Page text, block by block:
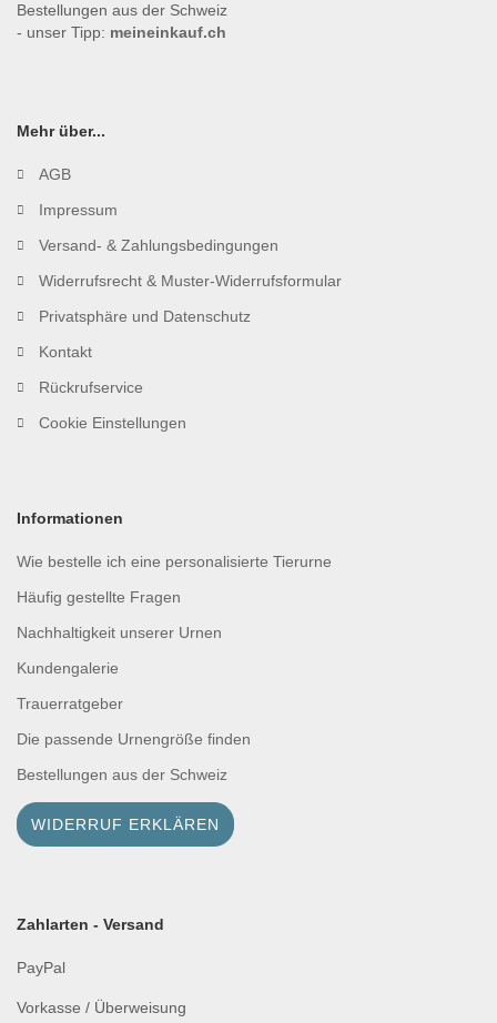
Bestellungen aus der Schweiz
- unser Tipp: meineinkauf.ch
Mehr über...
AGB
Impressum
Versand- & Zahlungsbedingungen
Widerrufsrecht & Muster-Widerrufsformular
Privatsphäre und Datenschutz
Kontakt
Rückrufservice
Cookie Einstellungen
Informationen
Wie bestelle ich eine personalisierte Tierurne
Häufig gestellte Fragen
Nachhaltigkeit unserer Urnen
Kundengalerie
Trauerratgeber
Die passende Urnengröße finden
Bestellungen aus der Schweiz
WIDERRUF ERKLÄREN
Zahlarten - Versand
PayPal
Vorkasse / Überweisung